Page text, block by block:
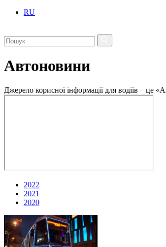
RU
Автоновини
Джерело корисної інформації для водіїв – це
2022
2021
2020